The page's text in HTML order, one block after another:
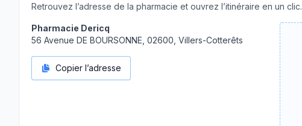
Retrouvez l’adresse de la pharmacie et ouvrez l’itinéraire en un clic.
Pharmacie Dericq
56 Avenue DE BOURSONNE, 02600, Villers-Cotterêts
Copier l’adresse